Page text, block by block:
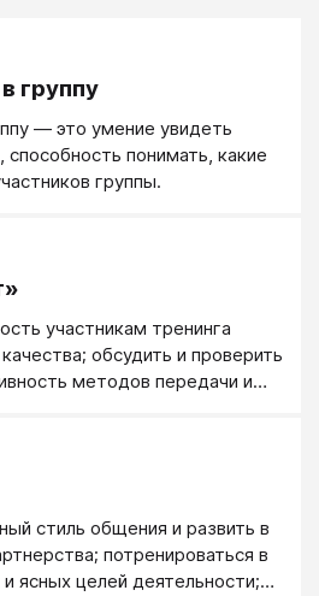
группу
― это умение увидеть
способность понимать, какие
группы.
участникам тренинга
обсудить и проверить
методов передачи и
за партнера, умения
его проблемах, эмпатии;
ситуацию, поведение в
стиль общения и развить в
потренироваться в
ясных целей деятельности;